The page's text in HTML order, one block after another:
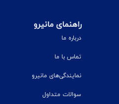
راهنمای مانیرو
درباره ما
تماس با ما
نمایندگی‌های مانیرو
سوالات متداول